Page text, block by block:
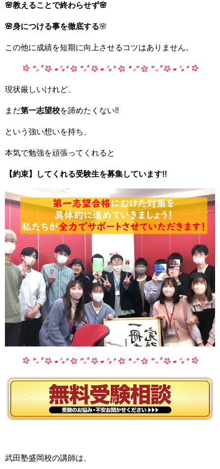
🌸教えることで終わらせず🌸
🌸身につける事を徹底する🌸
この他に成績を短期に向上させるコツはありません。
現状厳しいけれど、
まだ第一志望校を諦めたくない!!
という強い想いを持ち、
本気で勉強を頑張ってくれると
【約束】してくれる受験生を募集しています!!
武田塾盛岡校の講師は、